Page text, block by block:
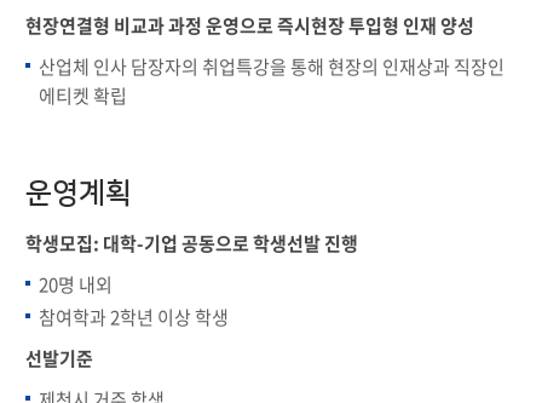
현장연결형 비교과 과정 운영으로 즉시현장 투입형 인재 양성
산업체 인사 담장자의 취업특강을 통해 현장의 인재상과 직장인
에티켓 확립
운영계획
학생모집: 대학-기업 공동으로 학생선발 진행
20명 내외
참여학과 2학년 이상 학생
선발기준